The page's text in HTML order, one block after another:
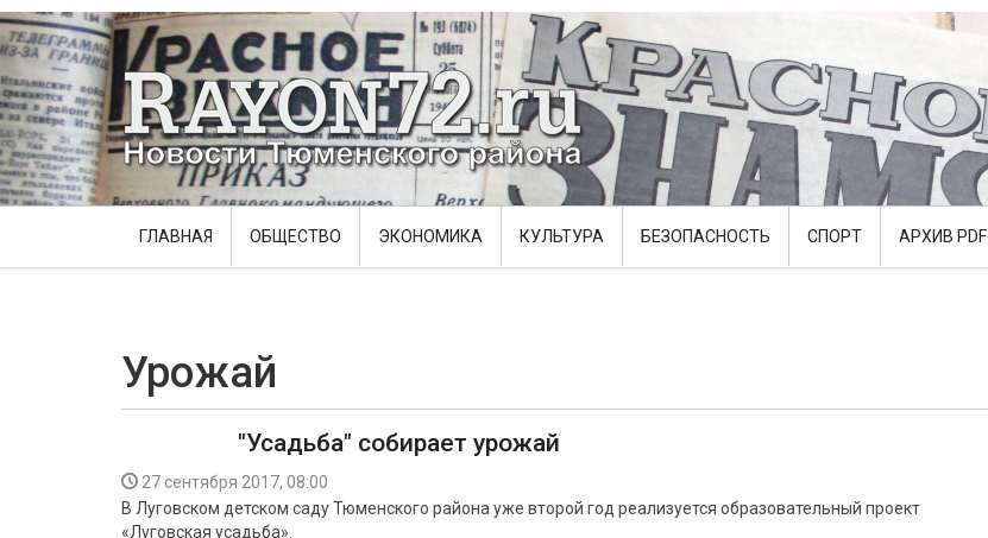
ГЛАВНАЯ ОБЩЕСТВО ЭКОНОМИКА КУЛЬТУРА БЕЗОПАСНОСТЬ СПОРТ АРХИВ PDF
Урожай
"Усадьба" собирает урожай
27 сентября 2017, 08:00
В Луговском детском саду Тюменского района уже второй год реализуется образовательный проект
«Луговская усадьба».